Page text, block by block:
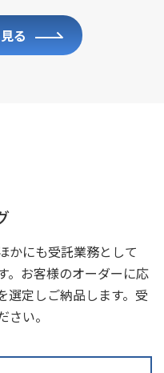
る
かにも受託業務として
。お客様のオーダーに応
選定しご納品します。受
い。